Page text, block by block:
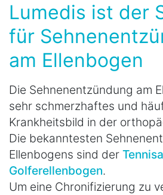
Lumedis ist der
für
am Ellenbogen
Die Sehnenentzündung am
sehr schmerzhaftes und
Krankheitsbild in der
Die bekanntesten
Ellenbogens sind der
Golferellenbogen.
Um eine Chronifizierung zu